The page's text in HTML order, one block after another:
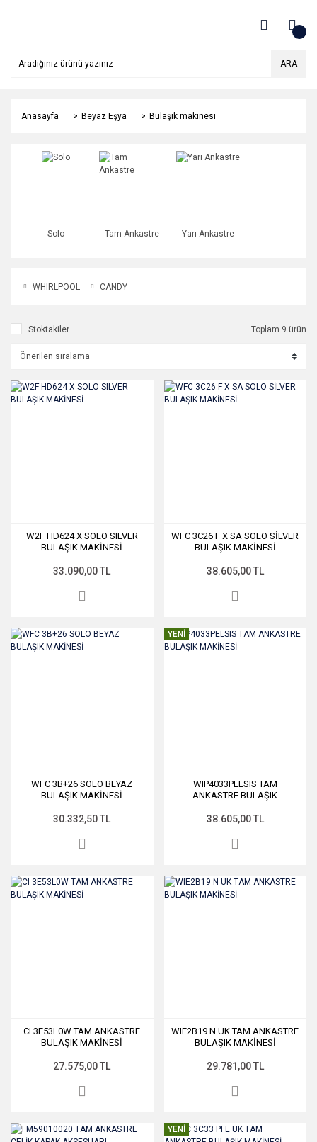
ARA
Anasayfa Beyaz Eşya Bulaşık makinesi
Solo Tam Ankastre Yarı Ankastre
WHIRLPOOL CANDY
Stoktakiler Toplam 9 ürün
W2F HD624 X SOLO SILVER
BULAŞIK MAKİNESİ
33.090,00 TL
WFC 3C26 F X SA SOLO SİLVER
BULAŞIK MAKİNESİ
38.605,00 TL
WFC 3B+26 SOLO BEYAZ
BULAŞIK MAKİNESİ
30.332,50 TL
YENİ
WIP4033PELSIS TAM
ANKASTRE BULAŞIK
38.605,00 TL
CI 3E53L0W TAM ANKASTRE
BULAŞIK MAKİNESİ
27.575,00 TL
WIE2B19 N UK TAM ANKASTRE
BULAŞIK MAKİNESİ
29.781,00 TL
YENİ